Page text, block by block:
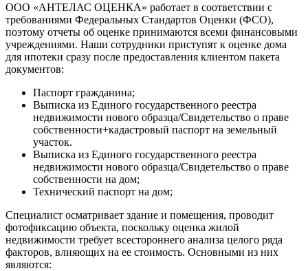
ООО «АНТЕЛАС ОЦЕНКА» работает в соответствии с
требованиями Федеральных Стандартов Оценки (ФСО),
поэтому отчеты об оценке принимаются всеми финансовыми
учреждениями. Наши сотрудники приступят к оценке дома
для ипотеки сразу после предоставления клиентом пакета
документов:
Паспорт гражданина;
Выписка из Единого государственного реестра
недвижимости нового образца/Свидетельство о праве
собственности+кадастровый паспорт на земельный
участок.
Выписка из Единого государственного реестра
недвижимости нового образца/Свидетельство о праве
собственности на дом;
Технический паспорт на дом;
Специалист осматривает здание и помещения, проводит
фотофиксацию объекта, поскольку оценка жилой
недвижимости требует всестороннего анализа целого ряда
факторов, влияющих на ее стоимость. Основными из них
являются: